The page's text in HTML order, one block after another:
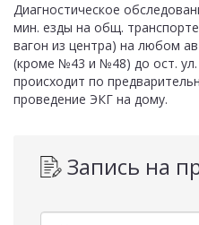
Диагностическое
мин. езды на общ.
вагон из центра) на любом
(кроме №43 и №48) до ост.
происходит по
проведение ЭКГ на дому.
Запись на